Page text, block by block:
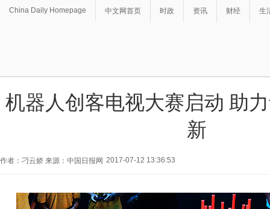
China Daily Homepage 中文网首页 时政 资讯 财经 生
机器人创客电视大赛启动 助
新
作者：刁云娇 来源：中国日报网 2017-07-12 13:36:53